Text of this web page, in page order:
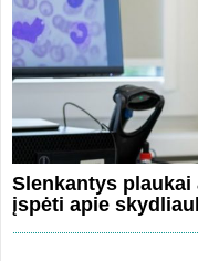
Slenkantys
įspėti apie